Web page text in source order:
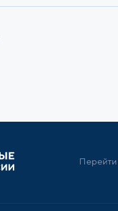
Перейти